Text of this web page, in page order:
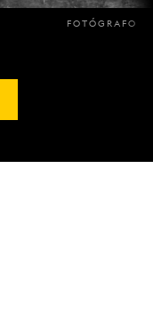
FOTÓGRAFO